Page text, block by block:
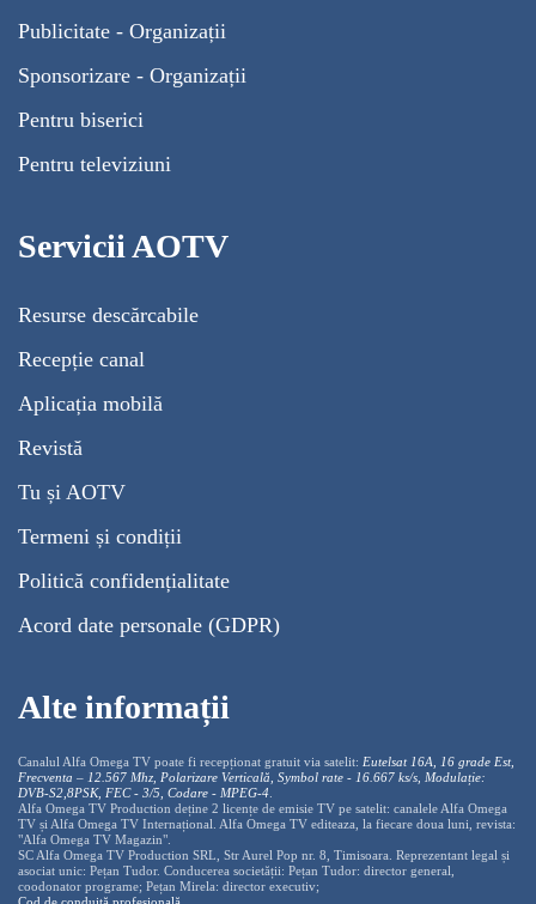
Publicitate - Organizații
Sponsorizare - Organizații
Pentru biserici
Pentru televiziuni
Servicii AOTV
Resurse descărcabile
Recepție canal
Aplicația mobilă
Revistă
Tu și AOTV
Termeni și condiții
Politică confidențialitate
Acord date personale (GDPR)
Alte informații
Canalul Alfa Omega TV poate fi recepționat gratuit via satelit: Eutelsat 16A, 16 grade Est,
Frecventa – 12.567 Mhz, Polarizare Verticală, Symbol rate - 16.667 ks/s, Modulație:
DVB-S2,8PSK, FEC - 3/5, Codare - MPEG-4
Alfa Omega TV Production deține 2 licențe de emisie TV pe satelit: canalele Alfa Omega
TV și Alfa Omega TV Internațional. Alfa Omega TV editeaza, la fiecare doua luni, revista:
"Alfa Omega TV Magazin".
SC Alfa Omega TV Production SRL, Str Aurel Pop nr. 8, Timisoara. Reprezentant legal și
asociat unic: Pețan Tudor. Conducerea societății: Pețan Tudor: director general,
coodonator programe; Pețan Mirela: director executiv;